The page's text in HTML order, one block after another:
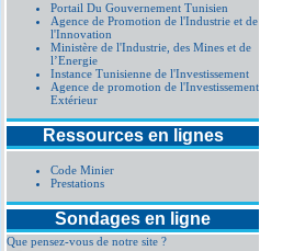
Portail Du Gouvernement Tunisien
Agence de Promotion de l'Industrie et de
l'Innovation
Ministère de l'Industrie, des Mines et de
l’Energie
Instance Tunisienne de l'Investissement
Agence de promotion de l'Investissement
Extérieur
Ressources en lignes
Code Minier
Prestations
Sondages en ligne
Que pensez-vous de notre site ?